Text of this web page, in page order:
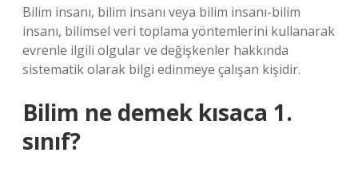
Bilim insanı, bilim insanı veya bilim insanı-bilim
insanı, bilimsel veri toplama yöntemlerini kullanarak
evrenle ilgili olgular ve değişkenler hakkında
sistematik olarak bilgi edinmeye çalışan kişidir.
Bilim ne demek kısaca 1.
sınıf?